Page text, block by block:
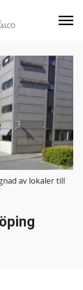
av lokaler till